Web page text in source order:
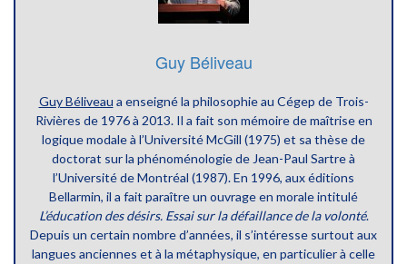
Guy Béliveau
Guy Béliveau a enseigné la philosophie au Cégep de Trois-
Rivières de 1976 à 2013. Il a fait son mémoire de maîtrise en
logique modale à l’Université McGill (1975) et sa thèse de
doctorat sur la phénoménologie de Jean-Paul Sartre à
l’Université de Montréal (1987). En 1996, aux éditions
Bellarmin, il a fait paraître un ouvrage en morale intitulé
L’éducation des désirs. Essai sur la défaillance de la volonté.
Depuis un certain nombre d’années, il s’intéresse surtout aux
langues anciennes et à la métaphysique, en particulier à celle